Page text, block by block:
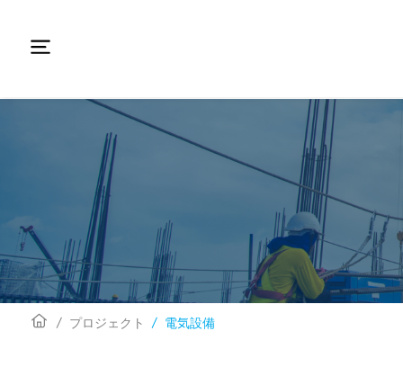
プロジェクト 電気設備